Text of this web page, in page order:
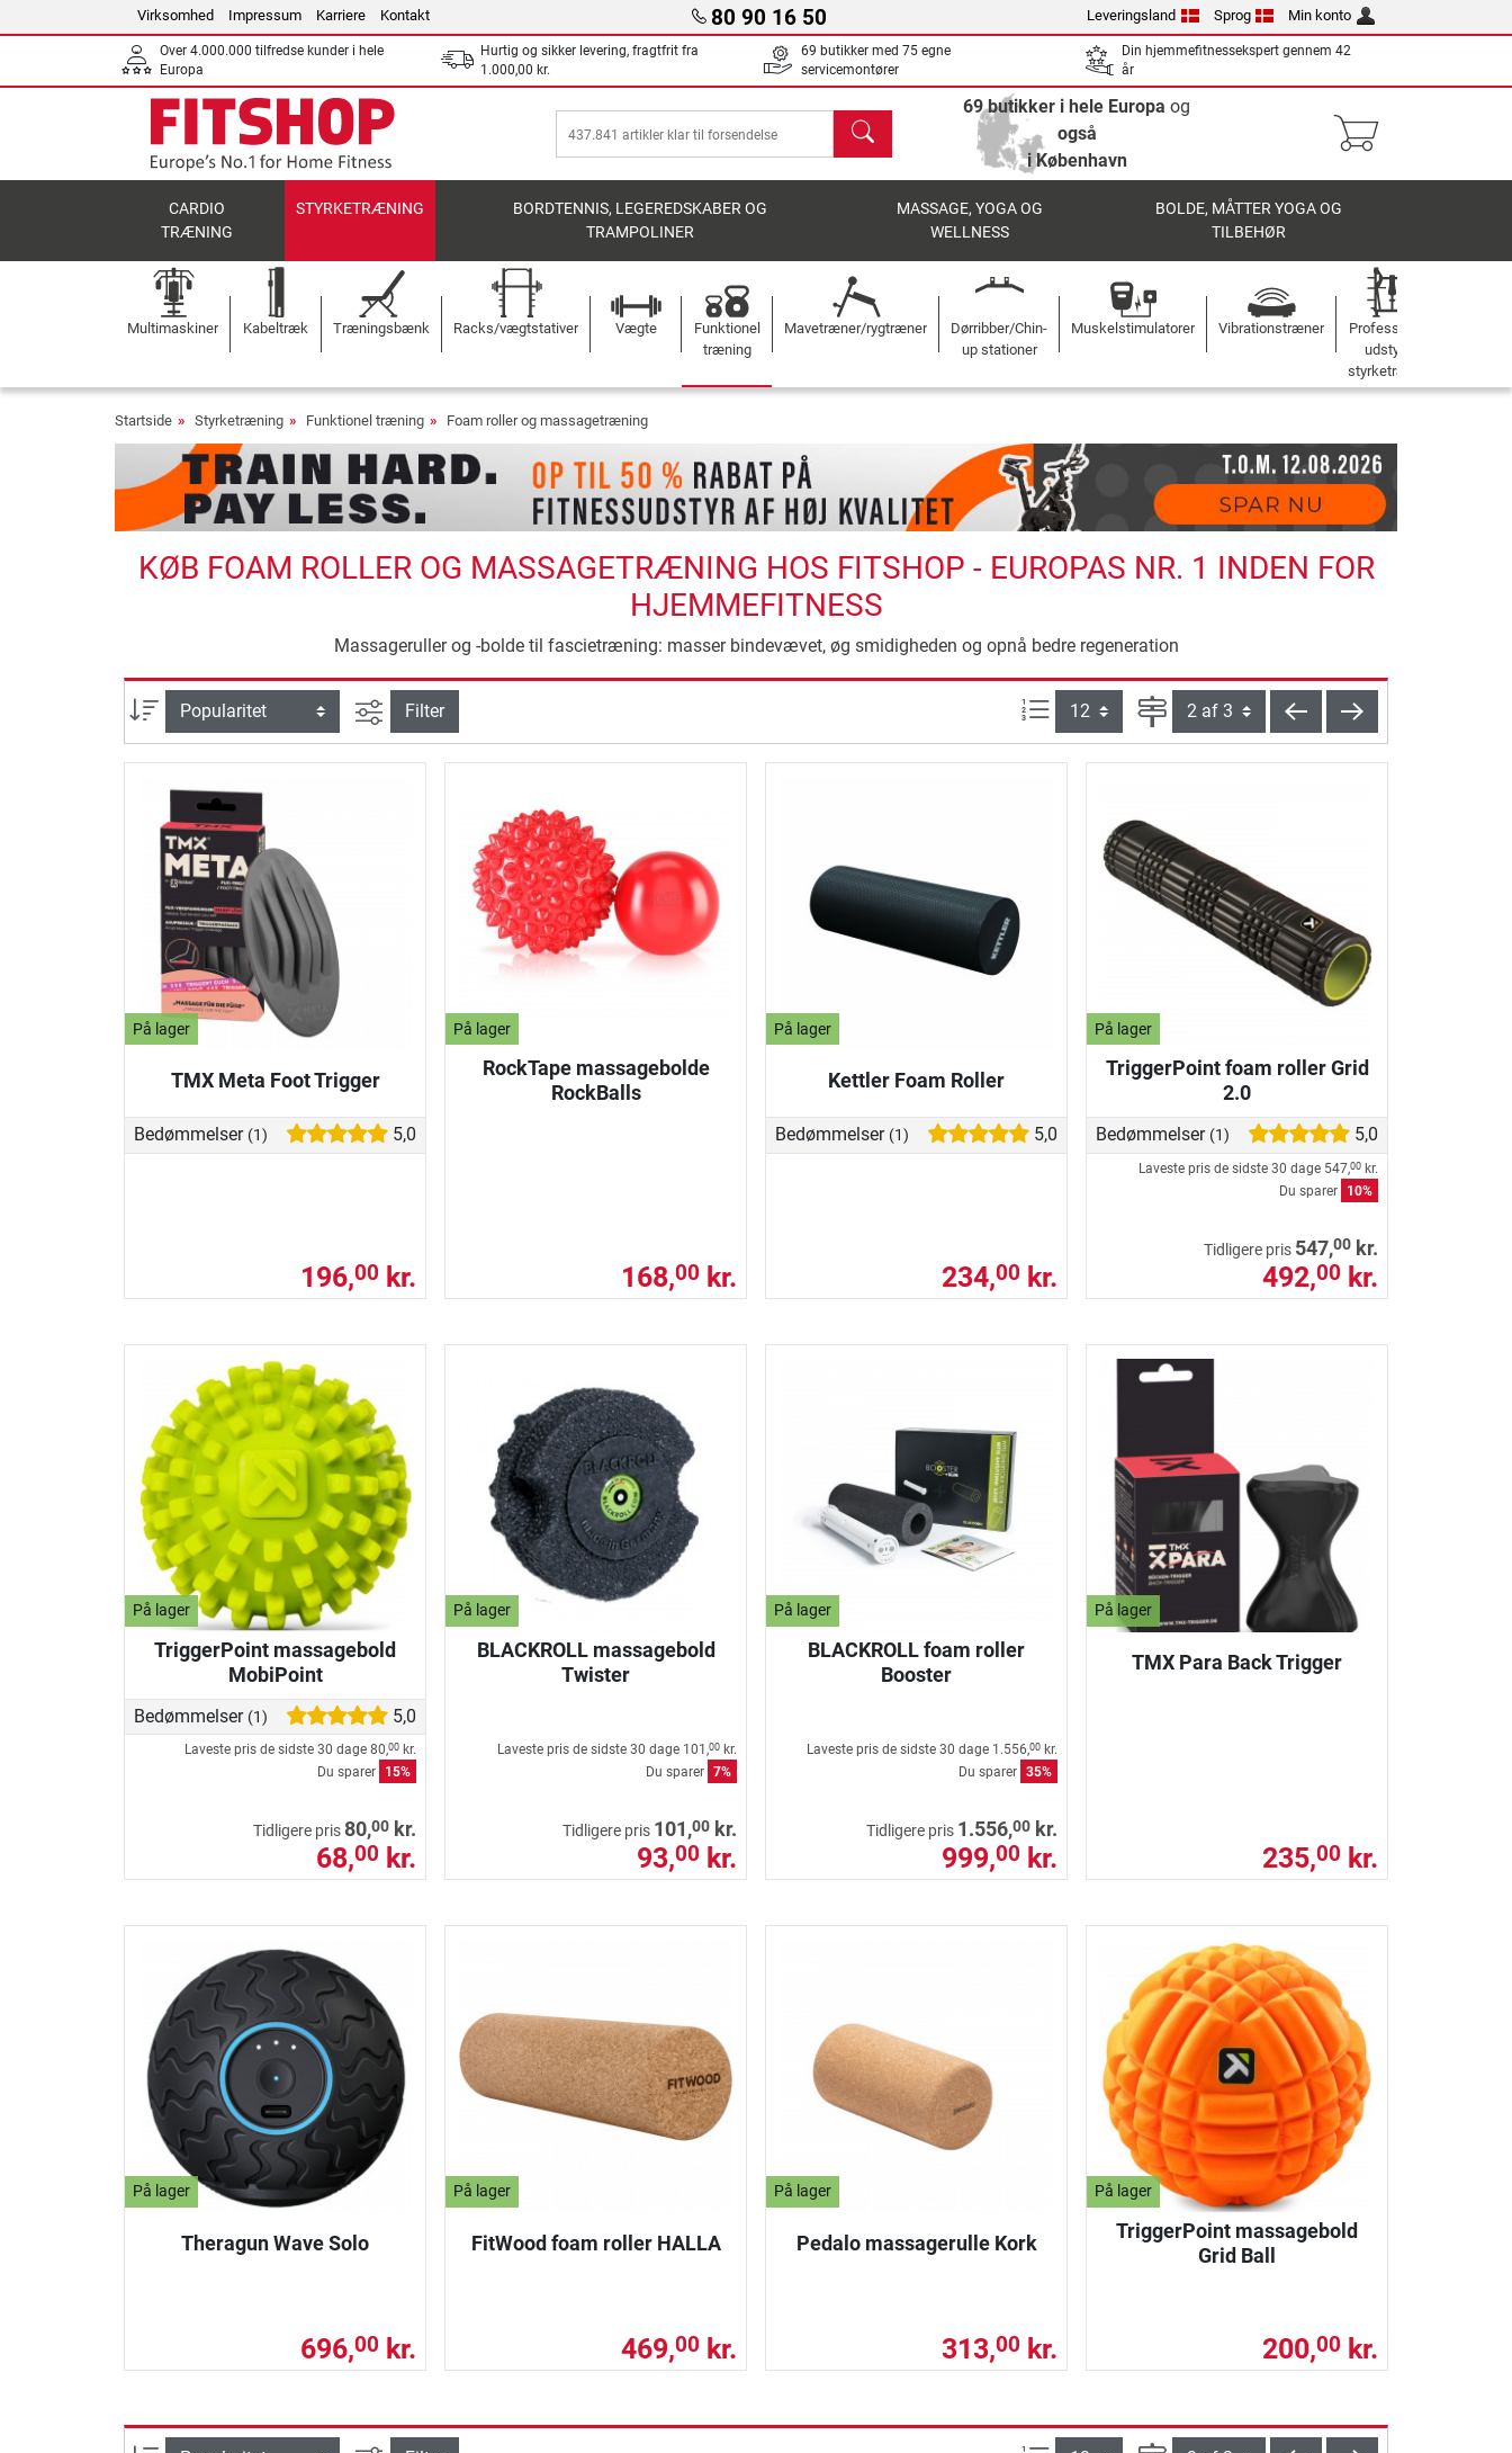
Virksomhed Impressum Karriere Kontakt 80 90 16 50 Leveringsland Sprog Min konto
Over 4.000.000 tilfredse kunder i hele
Europa
Hurtig og sikker levering, fragtfrit fra
1.000,00 kr.
69 butikker med 75 egne
servicemontører
Din hjemmefitnessekspert gennem 42
år
søg
69 butikker i hele Europa og
også
i København
CARDIO
TRÆNING
STYRKETRÆNING
BORDTENNIS, LEGEREDSKABER OG
TRAMPOLINER
MASSAGE, YOGA OG
WELLNESS
BOLDE, MÅTTER YOGA OG
TILBEHØR
Multimaskiner Kabeltræk Træningsbænk Racks/vægtstativer Vægte
Funktionel
træning
Mavetræner/rygtræner
Dørribber/Chin-
up stationer
Muskelstimulatorer Vibrationstræner
Professionelt
udstyr til
styrketræning
Startside Styrketræning Funktionel træning Foam roller og massagetræning
KØB FOAM ROLLER OG MASSAGETRÆNING HOS FITSHOP - EUROPAS NR. 1 INDEN FOR
HJEMMEFITNESS
Massageruller og -bolde til fascietræning: masser bindevævet, øg smidigheden og opnå bedre regeneration
sortering Avanceret søgning
Filter Artikel pr. side: Side tilbagevidere
På lager
TMX Meta Foot Trigger
Bedømmelser (1) 5,0
196,00 kr.
På lager
RockTape massagebolde
RockBalls
168,00 kr.
På lager
Kettler Foam Roller
Bedømmelser (1) 5,0
234,00 kr.
På lager
TriggerPoint foam roller Grid
2.0
Bedømmelser (1) 5,0
Laveste pris de sidste 30 dage 547,00 kr.
Du sparer
10%
Tidligere pris 547,00 kr.
492,00 kr.
På lager
TriggerPoint massagebold
MobiPoint
Bedømmelser (1) 5,0
Laveste pris de sidste 30 dage 80,00 kr.
Du sparer
15%
Tidligere pris80,00 kr.
68,00 kr.
På lager
BLACKROLL massagebold
Twister
Laveste pris de sidste 30 dage 101,00 kr.
Du sparer 7%
Tidligere pris 101,00 kr.
93,00 kr.
På lager
BLACKROLL foam roller
Booster
Laveste pris de sidste 30 dage 1.556,00 kr.
Du sparer 35%
Tidligere pris 1.556,00 kr.
999,00 kr.
På lager
TMX Para Back Trigger
235,00 kr.
På lager
Theragun Wave Solo
696,00 kr.
På lager
FitWood foam roller HALLA
469,00 kr.
På lager
Pedalo massagerulle Kork
313,00 kr.
På lager
TriggerPoint massagebold
Grid Ball
200,00 kr.